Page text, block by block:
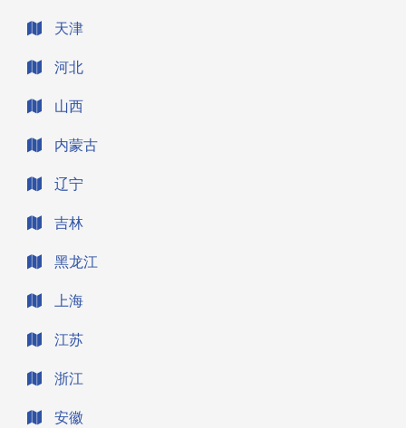
天津
河北
山西
内蒙古
辽宁
吉林
黑龙江
上海
江苏
浙江
安徽